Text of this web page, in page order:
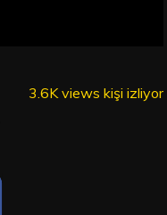
3.6K views kişi izliyor